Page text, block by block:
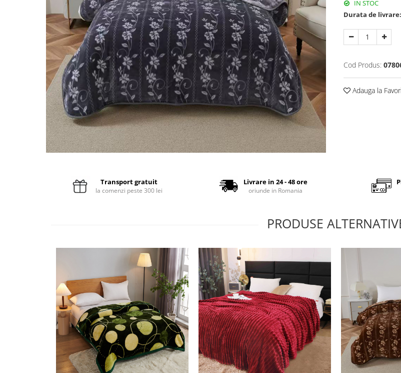
Pilote cu blăniță
IN STOC
Durata de livrare:
Cod Produs:
Adauga la
Transport gratuit
la comenzi peste 300 lei
Livrare in 24 - 48 ore
oriunde in Romania
PRODUSE